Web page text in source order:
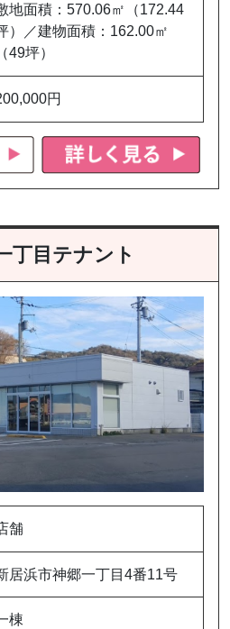
地面積：570.06㎡（172.44
）／建物面積：162.00㎡
（49坪）
円
丁目テナント
舗
居浜市神郷一丁目4番11号
棟